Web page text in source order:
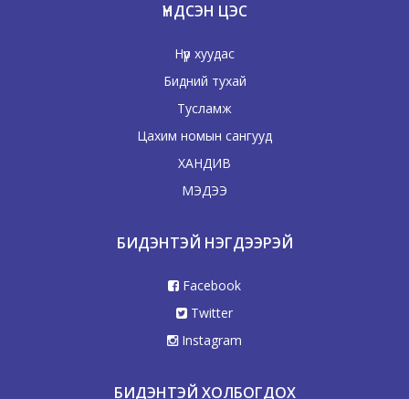
ҮНДСЭН ЦЭС
Нүүр хуудас
Бидний тухай
Тусламж
Цахим номын сангууд
ХАНДИВ
МЭДЭЭ
БИДЭНТЭЙ НЭГДЭЭРЭЙ
Facebook
Twitter
Instagram
БИДЭНТЭЙ ХОЛБОГДОХ